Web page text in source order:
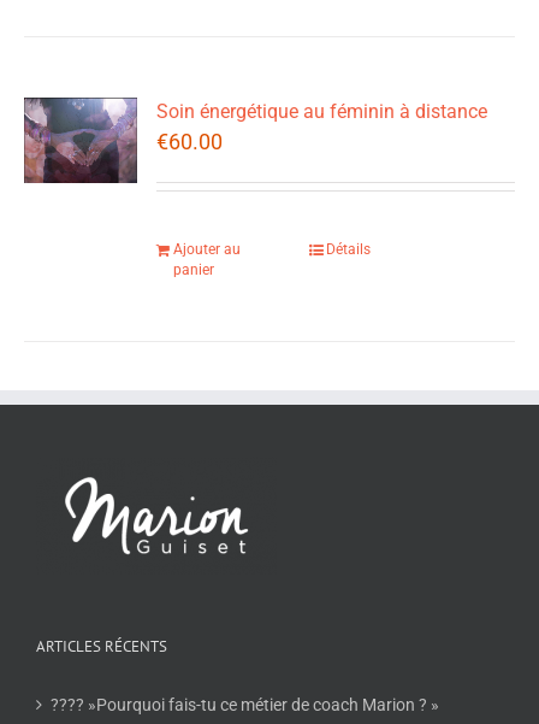
Soin énergétique au féminin à distance
€60.00
Ajouter au
panier
Détails
ARTICLES RÉCENTS
???? »Pourquoi fais-tu ce métier de coach Marion ? »